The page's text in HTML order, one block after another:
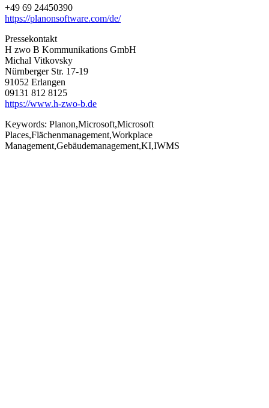
+49 69 24450390
https://planonsoftware.com/de/
Pressekontakt
H zwo B Kommunikations GmbH
Michal Vitkovsky
Nürnberger Str. 17-19
91052 Erlangen
09131 812 8125
https://www.h-zwo-b.de
Keywords: Planon,Microsoft,Microsoft
Places,Flächenmanagement,Workplace
Management,Gebäudemanagement,KI,IWMS